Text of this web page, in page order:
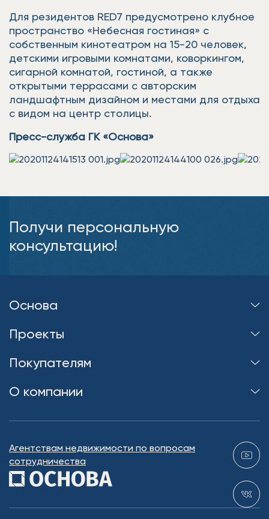
Для резидентов RED7 предусмотрено клубное
пространство «Небесная гостиная» с
собственным кинотеатром на 15-20 человек,
детскими игровыми комнатами, коворкингом,
сигарной комнатой, гостиной, а также
открытыми террасами с авторским
ландшафтным дизайном и местами для отдыха
с видом на центр столицы.
Пресс-служба ГК «Основа»
Получи персональную
консультацию!
Основа
Проекты
Покупателям
О компании
Агентствам недвижимости по вопросам
сотрудничества